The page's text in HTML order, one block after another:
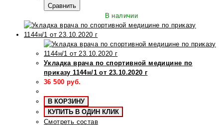
Сравнить
В наличии
Укладка врача по спортивной медицине по
приказу 1144н/1 от 23.10.2020 г
36 500 руб.
В КОРЗИНУ
КУПИТЬ В ОДИН КЛИК
Смотреть состав